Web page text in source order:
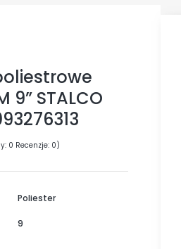
9” STALCO
0 Recenzje: 0)
Poliester
9